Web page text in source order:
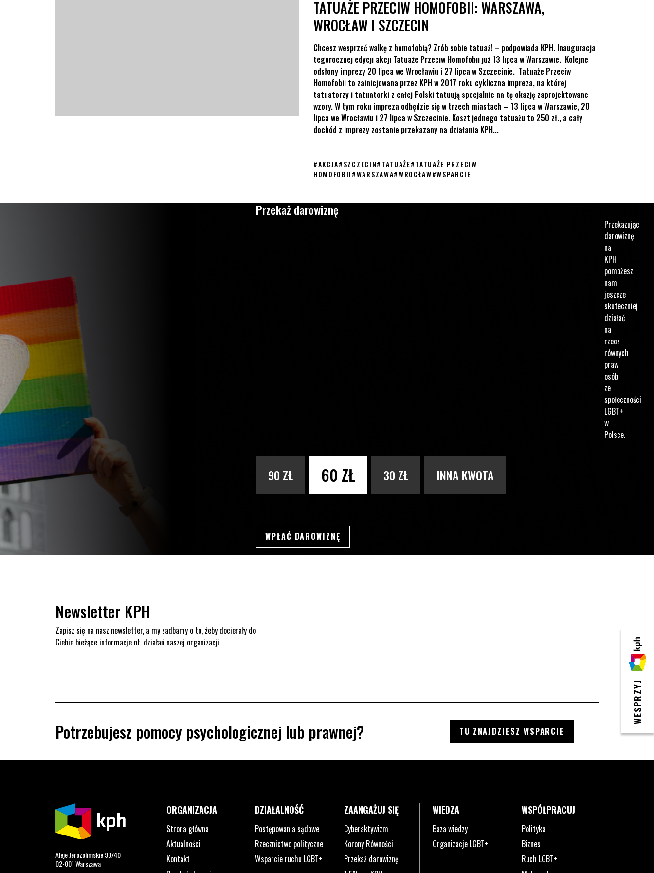
WESPRZYJ
KPH
TATUAŻE PRZECIW HOMOFOBII: WARSZAWA,
WROCŁAW I SZCZECIN
Chcesz wesprzeć walkę z homofobią? Zrób sobie tatuaż! – podpowiada KPH. Inauguracja
tegorocznej edycji akcji Tatuaże Przeciw Homofobii już 13 lipca w Warszawie. Kolejne
odsłony imprezy 20 lipca we Wrocławiu i 27 lipca w Szczecinie. Tatuaże Przeciw
Homofobii to zainicjowana przez KPH w 2017 roku cykliczna impreza, na której
tatuatorzy i tatuatorki z całej Polski tatuują specjalnie na tę okazję zaprojektowane
wzory. W tym roku impreza odbędzie się w trzech miastach – 13 lipca w Warszawie, 20
lipca we Wrocławiu i 27 lipca w Szczecinie. Koszt jednego tatuażu to 250 zł., a cały
dochód z imprezy zostanie przekazany na działania KPH...
#AKCJA#SZCZECIN#TATUAŻE#TATUAŻE PRZECIW
HOMOFOBII#WARSZAWA#WROCŁAW#WSPARCIE
Przekaż darowiznę
Przekazując
darowiznę
na
KPH
pomożesz
nam
jeszcze
skuteczniej
działać
na
rzecz
równych
praw
osób
ze
społeczności
LGBT+
w
Polsce.
90 ZŁ 60 ZŁ 30 ZŁ INNA KWOTA
PODAJ KWOTĘ
WPŁAĆ DAROWIZNĘ
SWSDSD
Newsletter KPH
Zapisz się na nasz newsletter, a my zadbamy o to, żeby docierały do
Ciebie bieżące informacje nt. działań naszej organizacji.
Potrzebujesz pomocy psychologicznej lub prawnej? TU ZNAJDZIESZ WSPARCIE
Aleje Jerozolimskie 99/40
02-001 Warszawa
ORGANIZACJA
Strona główna
Aktualności
Kontakt
DZIAŁALNOŚĆ
Postępowania sądowe
Rzecznictwo polityczne
Wsparcie ruchu LGBT+
ZAANGAŻUJ SIĘ
Cyberaktywizm
Korony Równości
Przekaż darowiznę
WIEDZA
Baza wiedzy
Organizacje LGBT+
WSPÓŁPRACUJ
Polityka
Biznes
Ruch LGBT+